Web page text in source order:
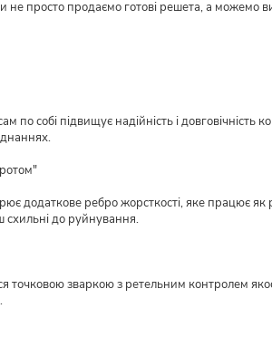
не просто продаємо готові решета, а
собі підвищує надійність і довговічність
додаткове ребро жорсткості, яке працює
до руйнування.
точковою зваркою з ретельним контролем